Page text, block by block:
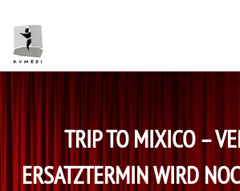
content
primary
sidebar
footer
TRIP TO MIXICO –
ERSATZTERMIN WIRD